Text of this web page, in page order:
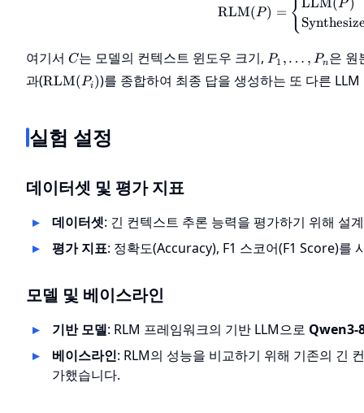
RLM(P ) = { P
여기서 C
C는 모델의 컨텍스트 윈도우 크기,P_1,
P_n
P1 , … , Pn은 원
과(\text{RLM}
RLM(Pi))를 종합하여 최종 답을 생성하는 또 다른
실험 설정
데이터셋 및 평가 지표
데이터셋: 긴 컨텍스트 추론 능력을 평가하기 위해 설
평가 지표: 정확도(Accuracy), F1 스코어(F1 Score)를
모델 및 베이스라인
기반 모델: RLM 프레임워크의 기반 LLM으로 Qwen3-
베이스라인: RLM의 성능을 비교하기 위해 기존의 긴
가했습니다.